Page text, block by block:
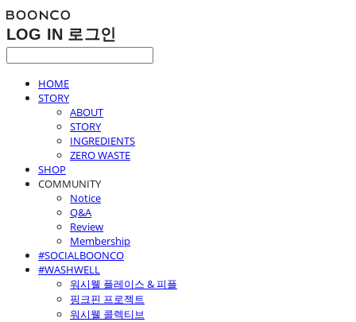
LOG IN 로그인
HOME
STORY
ABOUT
STORY
INGREDIENTS
ZERO WASTE
SHOP
COMMUNITY
Notice
Q&A
Review
Membership
#SOCIALBOONCO
#WASHWELL
워시웰 플레이스 & 피플
핑크핀 프로젝트
워시웰 콜렉티브